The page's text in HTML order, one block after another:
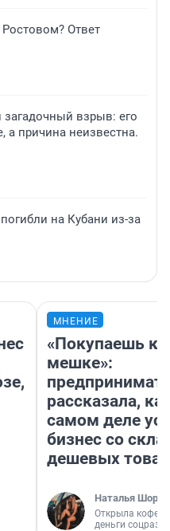
Ответ
взрыв: его
а причина неизвестна.
на Кубани из-за
МНЕНИЕ
«Покупаешь
мешке»:
рассказала,
самом деле
бизнес со
дешевых
Наталья
Открыла
деньги